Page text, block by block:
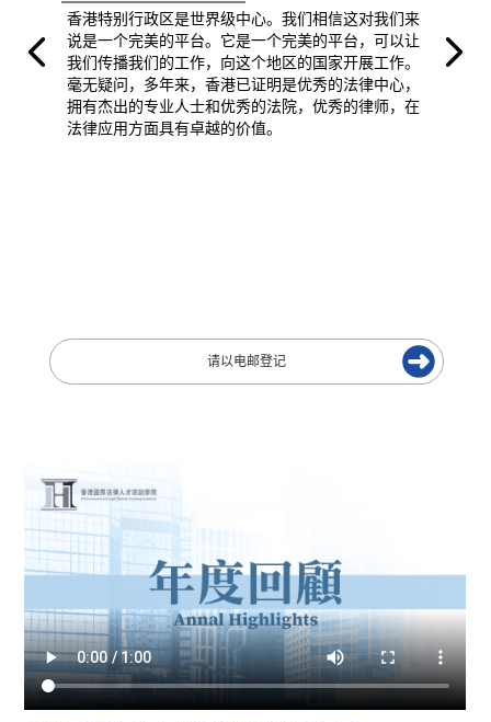
香港特别行政区是世界级中心。我们相信这对我们来
说是一个完美的平台。它是一个完美的平台，可以让
我们传播我们的工作，向这个地区的国家开展工作。
毫无疑问，多年来，香港已证明是优秀的法律中心，
拥有杰出的专业人士和优秀的法院，优秀的律师，在
法律应用方面具有卓越的价值。